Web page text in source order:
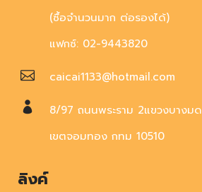
(ซื้อจำนวนมาก ต่อรองได้)
แฟกซ์: 02-9443820
caicai1133@hotmail.com
8/97 ถนนพระราม 2แขวงบางมด
เขตจอมทอง กทม 10510
ลิงค์